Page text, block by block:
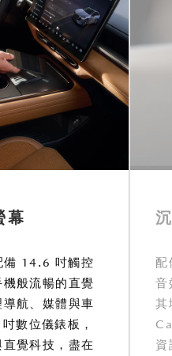
幕
14.6 吋觸控
般流暢的直覺
航、媒體與車
數位儀錶板，
覺科技，盡在
配
音
其
資